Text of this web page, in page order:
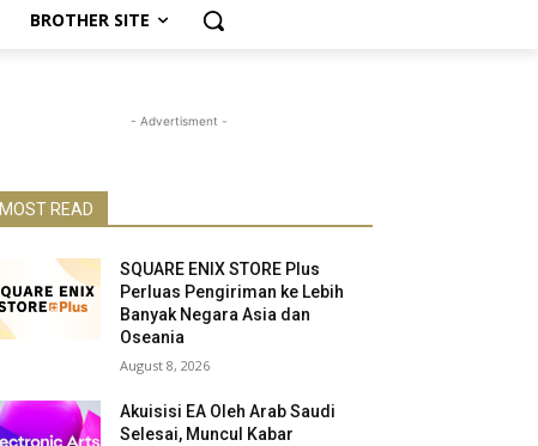
BROTHER SITE
- Advertisment -
MOST READ
SQUARE ENIX STORE Plus
Perluas Pengiriman ke Lebih
Banyak Negara Asia dan
Oseania
August 8, 2026
Akuisisi EA Oleh Arab Saudi
Selesai, Muncul Kabar